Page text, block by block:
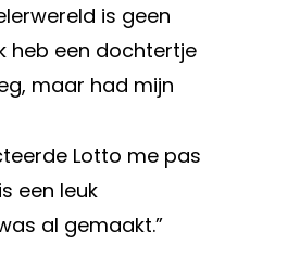
is geen
heb een dochtertje
maar had mijn
Lotto me pas
een leuk
al gemaakt.”